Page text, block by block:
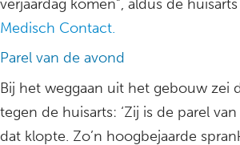
verjaardag komen”, aldus de
Medisch Contact.
Parel van de avond
Bij het weggaan uit het gebouw zei
tegen de huisarts: ‘Zij is de parel van
dat klopte. Zo’n hoogbejaarde